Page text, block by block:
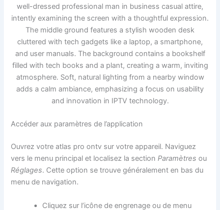
Accéder aux paramètres de l’application
Ouvrez votre atlas pro ontv sur votre appareil. Naviguez
vers le menu principal et localisez la sectionParamètres ou
Réglages. Cette option se trouve généralement en bas du
menu de navigation.
Cliquez sur l’icône de engrenage ou de menu